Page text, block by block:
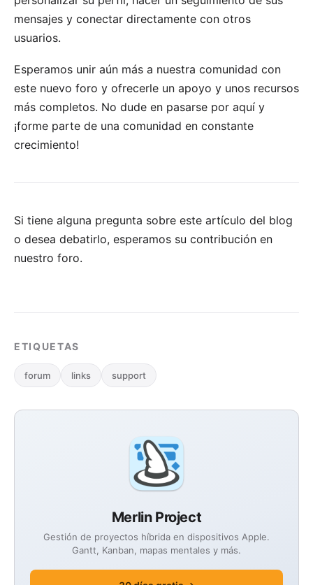
Merlin Project
Gestión de proyectos híbrida en dispositivos Apple.
Gantt, Kanban, mapas mentales y más.
mensajes y conectar directamente con otros
usuarios.
Esperamos unir aún más a nuestra comunidad con
este nuevo foro y ofrecerle un apoyo y unos recursos
más completos. No dude en pasarse por aquí y
¡forme parte de una comunidad en constante
crecimiento!
Si tiene alguna pregunta sobre este artículo del blog
o desea debatirlo, esperamos su contribución en
nuestro foro.
ETIQUETAS
forum links support